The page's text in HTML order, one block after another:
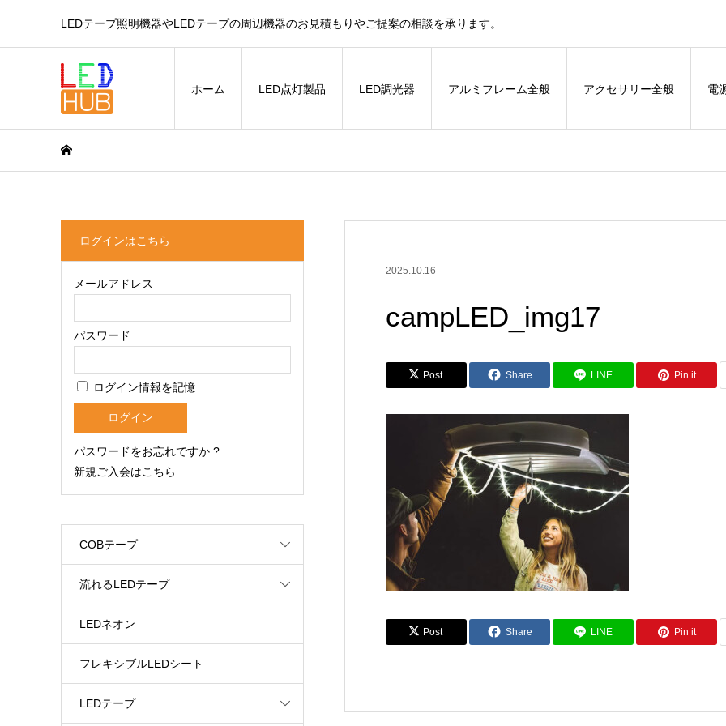
LEDテープ照明機器やLEDテープの周辺機器のお見積もりやご提案の相談を承ります。
ホーム LED点灯製品 LED調光器 アルミフレーム全般 アクセサリー全般 電
2025.10.16
campLED_img17
Post Share LINE Pin it
Post Share LINE Pin it
ログインはこちら
メールアドレス
パスワード
ログイン情報を記憶
パスワードをお忘れですか ?
新規ご入会はこちら
COBテープ
流れるLEDテープ
LEDネオン
フレキシブルLEDシート
LEDテープ